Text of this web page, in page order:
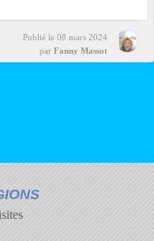
Publié le 08 mars 2024
par Fanny Massot